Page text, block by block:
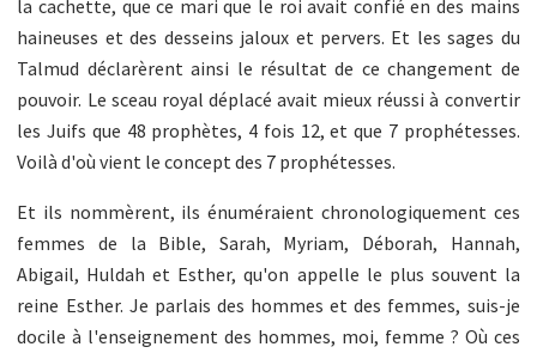
la cachette, que ce mari que le roi avait confié en des mains
haineuses et des desseins jaloux et pervers. Et les sages du
Talmud déclarèrent ainsi le résultat de ce changement de
pouvoir. Le sceau royal déplacé avait mieux réussi à convertir
les Juifs que 48 prophètes, 4 fois 12, et que 7 prophétesses.
Voilà d'où vient le concept des 7 prophétesses.
Et ils nommèrent, ils énuméraient chronologiquement ces
femmes de la Bible, Sarah, Myriam, Déborah, Hannah,
Abigail, Huldah et Esther, qu'on appelle le plus souvent la
reine Esther. Je parlais des hommes et des femmes, suis-je
docile à l'enseignement des hommes, moi, femme ? Où ces